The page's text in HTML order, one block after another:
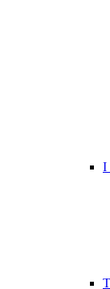
I